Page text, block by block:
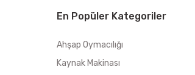
En Popüler Kategoriler
Ahşap Oymacılığı
Kaynak Makinası